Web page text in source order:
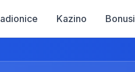
Kazino Bonusi